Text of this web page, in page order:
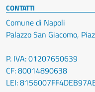
CONTATTI
Comune di Napoli
Palazzo San Giacomo,
P. IVA: 01207650639
CF: 80014890638
LEI: